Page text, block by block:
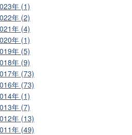
年 (1)
年 (2)
年 (4)
年 (1)
年 (5)
年 (9)
年 (73)
年 (73)
年 (1)
年 (7)
年 (13)
年 (49)